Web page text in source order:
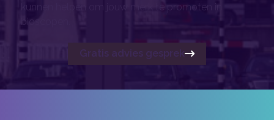
kunnen helpen om jouw merk te promoten in
bioscopen.
Gratis advies gesprek